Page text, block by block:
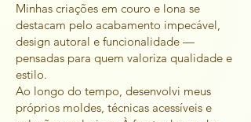
Minhas criações em couro e lona se
destacam pelo acabamento impecável,
design autoral e funcionalidade —
pensadas para quem valoriza qualidade e
estilo.
Ao longo do tempo, desenvolvi meus
próprios moldes, técnicas acessíveis e